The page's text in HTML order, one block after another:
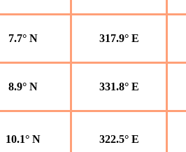
7.7° N 317.9° E
8.9° N 331.8° E
10.1° N 322.5° E